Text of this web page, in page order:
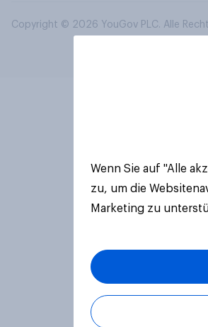
Copyright © 2026 YouGov PLC. Alle
Wenn Sie auf "Alle
zu, um die
Marketing zu